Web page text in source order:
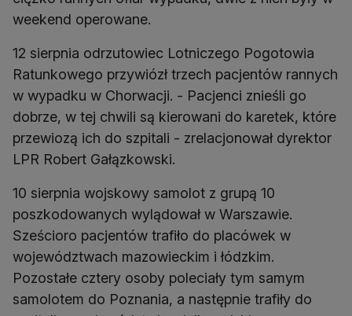
weekend operowane.
12 sierpnia odrzutowiec Lotniczego Pogotowia
Ratunkowego przywiózł trzech pacjentów rannych
w wypadku w Chorwacji. - Pacjenci znieśli go
dobrze, w tej chwili są kierowani do karetek, które
przewiozą ich do szpitali - zrelacjonował dyrektor
LPR Robert Gałązkowski.
10 sierpnia wojskowy samolot z grupą 10
poszkodowanych wylądował w Warszawie.
Sześcioro pacjentów trafiło do placówek w
województwach mazowieckim i łódzkim.
Pozostałe cztery osoby poleciały tym samym
samolotem do Poznania, a następnie trafiły do